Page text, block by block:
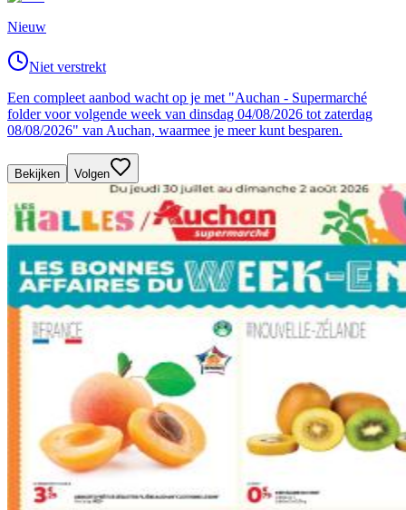
Nieuw
Niet verstrekt
Een compleet aanbod wacht op je met "Auchan - Supermarché
folder voor volgende week van dinsdag 04/08/2026 tot zaterdag
08/08/2026" van Auchan, waarmee je meer kunt besparen.
Bekijken Volgen